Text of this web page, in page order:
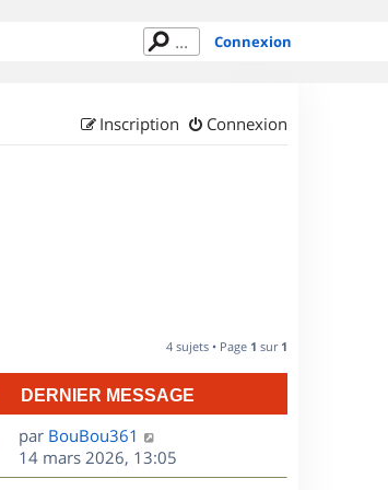
Connexion
Connexion
Inscription
4 sujets • Page 1 sur 1
DERNIER MESSAGE
D
e
r
par BouBou361
14 mars 2026, 13:05